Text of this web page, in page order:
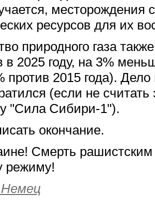
месторождения
ресурсов для их
природного газа
в 2025 году, на 3%
против 2015 года). Дело
(если не считать
"Сила Сибири-1").
окончание.
Смерть рашистским
режиму!
Немец